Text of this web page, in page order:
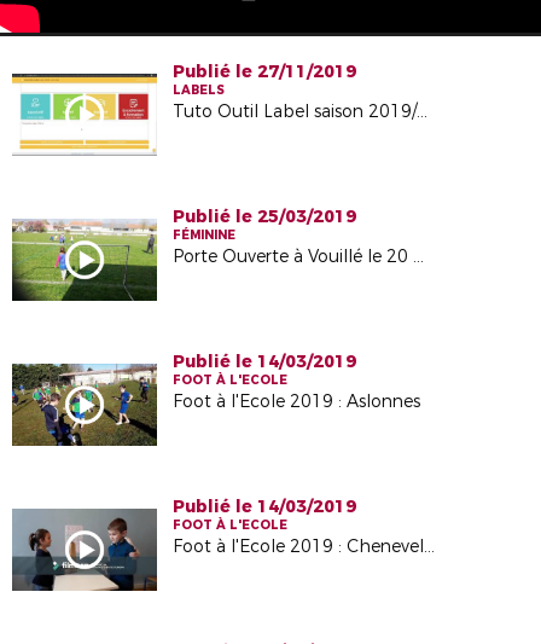
Publié le 27/11/2019
LABELS
Tuto Outil Label saison 2019/2020
Publié le 25/03/2019
FÉMININE
Porte Ouverte à Vouillé le 20 mars 2019
Publié le 14/03/2019
FOOT À L'ECOLE
Foot à l'Ecole 2019 : Aslonnes
Publié le 14/03/2019
FOOT À L'ECOLE
Foot à l'Ecole 2019 : Chenevelles